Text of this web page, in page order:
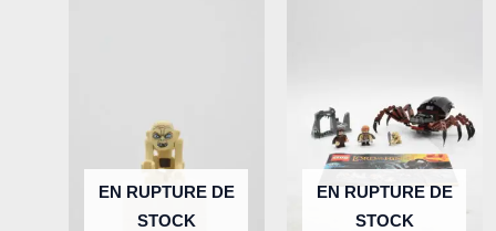
EN RUPTURE DE
STOCK
EN RUPTURE DE
STOCK